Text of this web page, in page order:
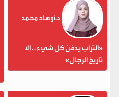
د.أوهاد محمد
«التراب يدفن كل شيء . . إلا
تاريخ الرجال»